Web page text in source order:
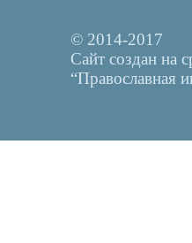
© 2014-2017
Сайт создан на
“Православная